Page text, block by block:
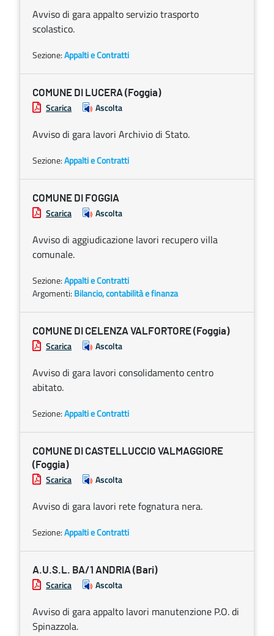
Avviso di gara appalto servizio trasporto
scolastico.
Sezione:Appalti e Contratti
COMUNE DI LUCERA (Foggia)
Scarica Ascolta
Avviso di gara lavori Archivio di Stato.
Sezione:Appalti e Contratti
COMUNE DI FOGGIA
Scarica Ascolta
Avviso di aggiudicazione lavori recupero villa
comunale.
Sezione:Appalti e Contratti
Argomenti: Bilancio, contabilità e finanza
COMUNE DI CELENZA VALFORTORE (Foggia)
Scarica Ascolta
Avviso di gara lavori consolidamento centro
abitato.
Sezione:Appalti e Contratti
COMUNE DI CASTELLUCCIO VALMAGGIORE
(Foggia)
Scarica Ascolta
Avviso di gara lavori rete fognatura nera.
Sezione:Appalti e Contratti
A.U.S.L. BA/1 ANDRIA (Bari)
Scarica Ascolta
Avviso di gara appalto lavori manutenzione P.O. di
Spinazzola.